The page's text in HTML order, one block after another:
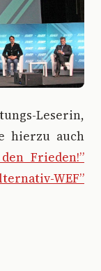
Leserin,
hierzu auch
Frieden!”
WEF”